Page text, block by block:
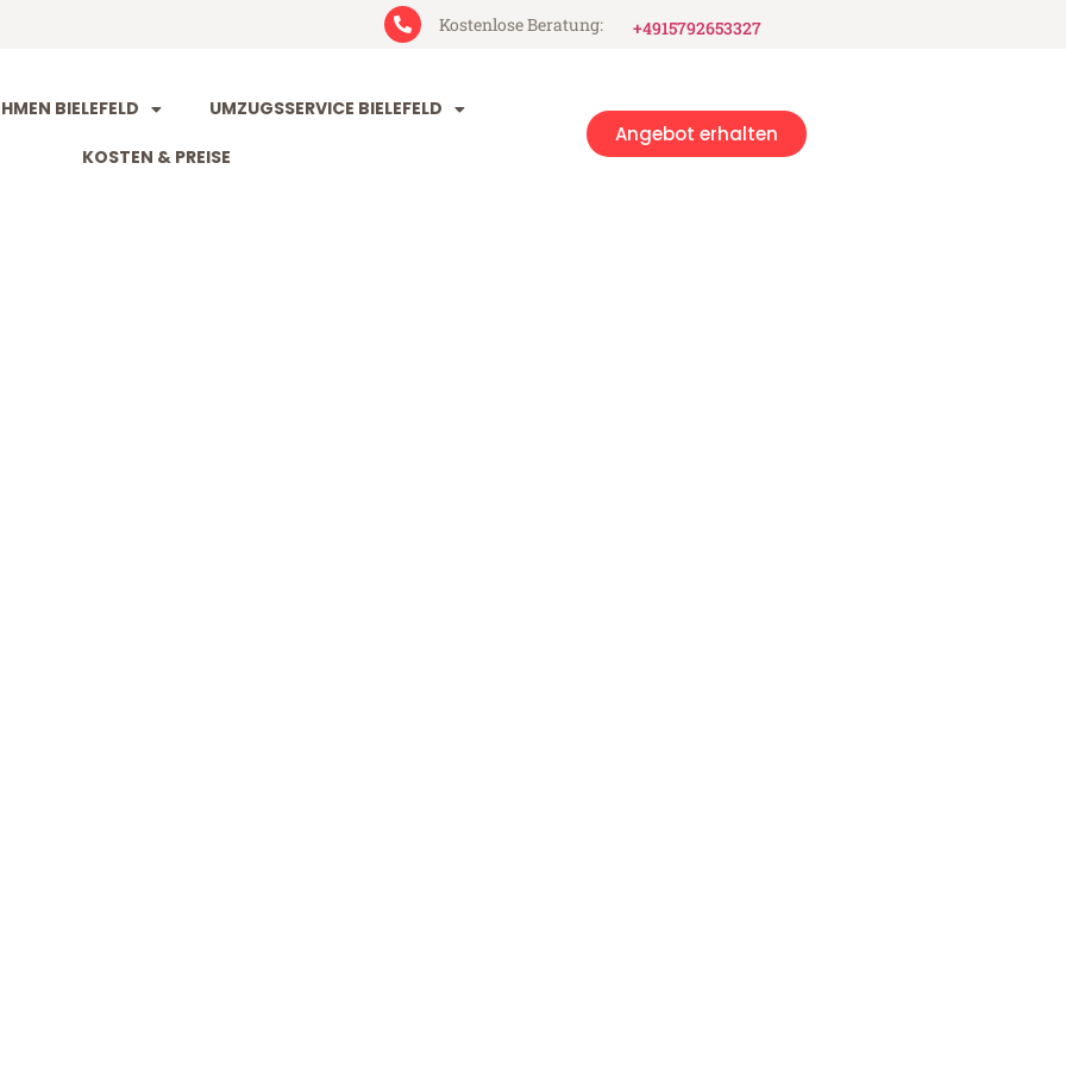
Kostenlose Beratung: +4915792653327
BIELEFELD UMZUGSSERVICE BIELEFELD
KOSTEN & PREISE
Angebot erhalten